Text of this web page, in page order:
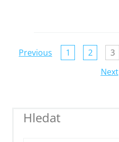
Page
Previous 1 2 3
Next
Hledat